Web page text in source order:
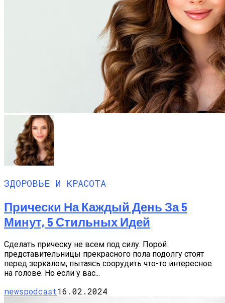
ЗДОРОВЬЕ И КРАСОТА
Прически На Каждый День За 5
Минут, 5 Стильных Идей
Сделать прическу не всем под силу. Порой
представительницы прекрасного пола подолгу стоят
перед зеркалом, пытаясь соорудить что-то интересное
на голове. Но если у вас...
newspodcast16.02.2024